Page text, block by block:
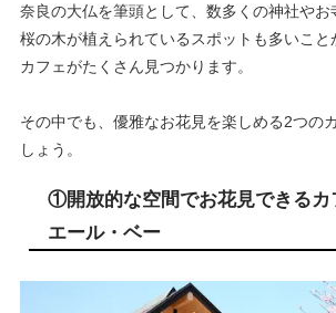
奈良の大仏を筆頭として、数多くの神社やお
桜の木が植えられているスポットも多いこと
カフェがたくさん見つかります。
その中でも、優雅なお花見を楽しめる2つの
しょう。
①開放的な空間でお花見できるカ
エール・ベー